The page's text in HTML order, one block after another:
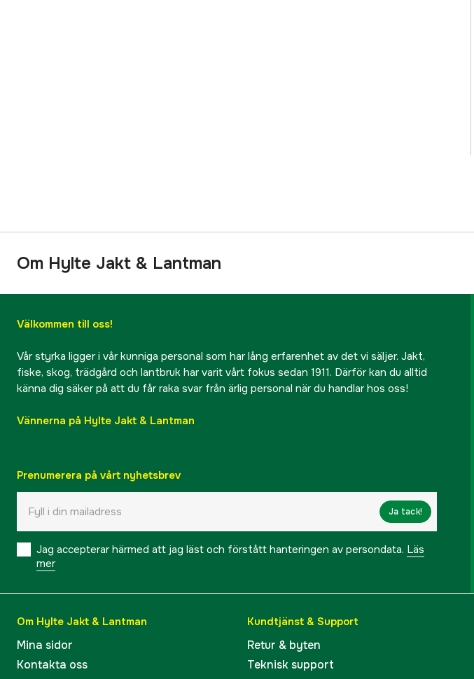
Om Hylte Jakt & Lantman
Välkommen till oss!
Vår styrka ligger i vår kunniga personal som har lång erfarenhet av det vi säljer. Jakt,
fiske, skog, trädgård och lantbruk har varit vårt fokus sedan 1911. Därför kan du alltid
känna dig säker på att du får raka svar från ärlig personal när du handlar hos oss!
Vännerna på Hylte Jakt & Lantman
Prenumerera på vårt nyhetsbrev
Ja tack!
Jag accepterar härmed att jag läst och förstått hanteringen av persondata. Läs
mer
Om Hylte Jakt & Lantman
Mina sidor
Kontakta oss
Kundtjänst & Support
Retur & byten
Teknisk support